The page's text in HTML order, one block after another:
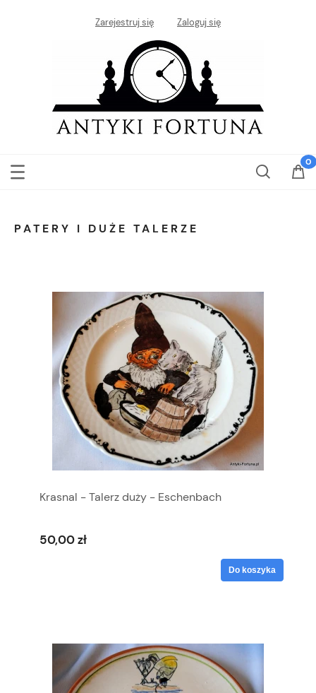
Zarejestruj się Zaloguj się
PATERY I DUŻE TALERZE
Krasnal - Talerz duży - Eschenbach
50,00 zł
Do koszyka